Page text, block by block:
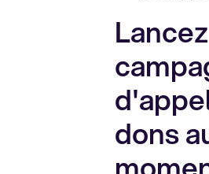
dons